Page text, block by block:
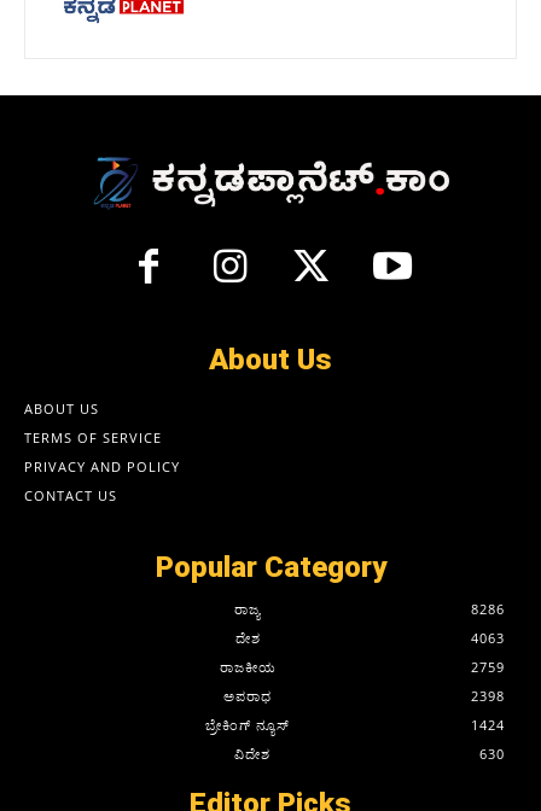
About Us
ABOUT US
TERMS OF SERVICE
PRIVACY AND POLICY
CONTACT US
Popular Category
ರಾಜ್ಯ
8286
ದೇಶ
4063
ರಾಜಕೀಯ
2759
ಅಪರಾಧ
2398
ಬ್ರೇಕಿಂಗ್ ನ್ಯೂಸ್
1424
ವಿದೇಶ
630